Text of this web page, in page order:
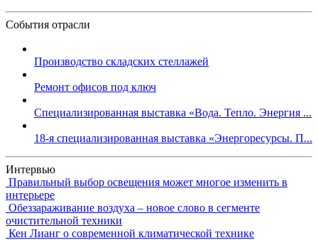
События отрасли
Производство складских стеллажей
Ремонт офисов под ключ
Специализированная выставка «Вода. Тепло. Энергия ...
18-я специализированная выставка «Энергоресурсы. П...
Интервью
Правильный выбор освещения может многое изменить в
интерьере
Обеззараживание воздуха – новое слово в сегменте
очистительной техники
Кен Лианг о современной климатической технике